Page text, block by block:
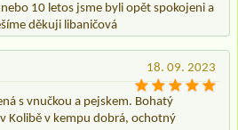
10 letos jsme byli opět spokojeni a
děkuji libaničová
18. 09. 2023
s vnučkou a pejskem. Bohatý
Kolibě v kempu dobrá, ochotný